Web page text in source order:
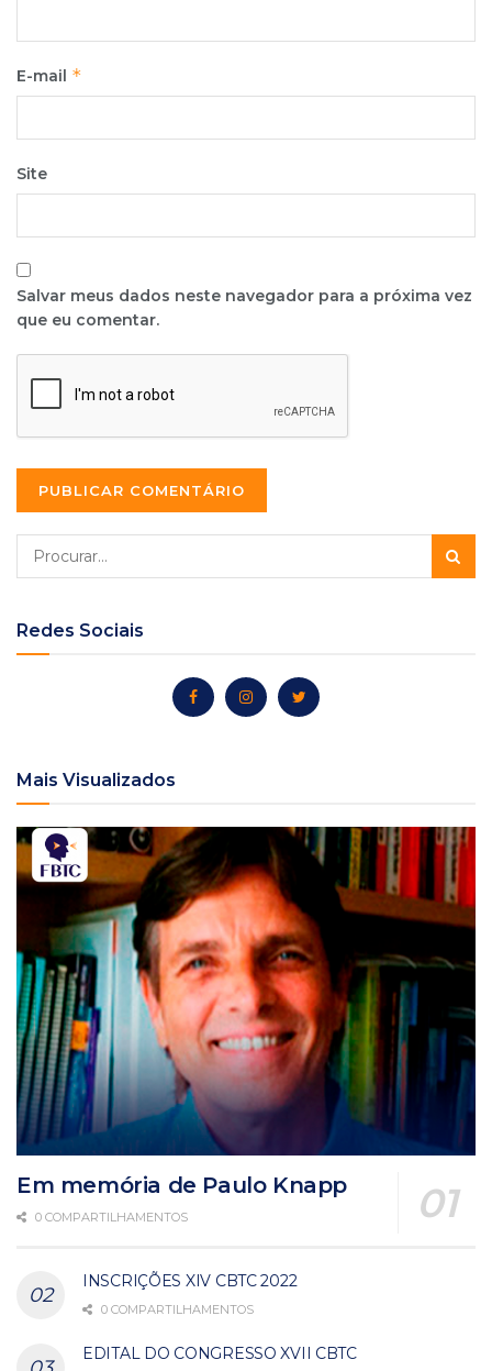
E-mail *
Site
Salvar meus dados neste navegador para a próxima vez
que eu comentar.
Redes Sociais
Mais Visualizados
Em memória de Paulo Knapp
0 COMPARTILHAMENTOS
INSCRIÇÕES XIV CBTC 2022
0 COMPARTILHAMENTOS
EDITAL DO CONGRESSO XVII CBTC